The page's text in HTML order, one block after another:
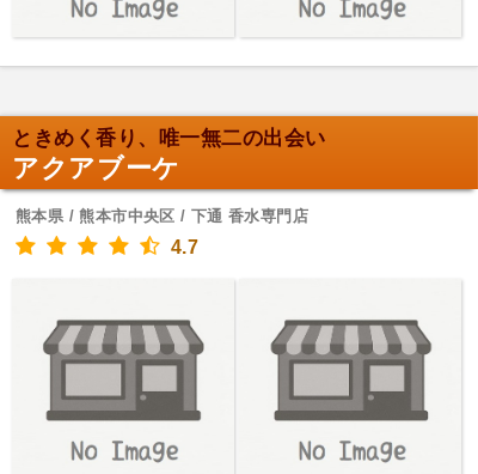
ときめく香り、唯一無二の出会い
アクアブーケ
熊本県 / 熊本市中央区 / 下通 香水専門店
4.7